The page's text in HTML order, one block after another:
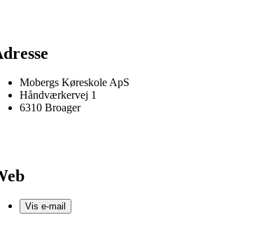
Mobergs Køreskole ApS
Håndværkervej 1
6310 Broager
Vis e-mail